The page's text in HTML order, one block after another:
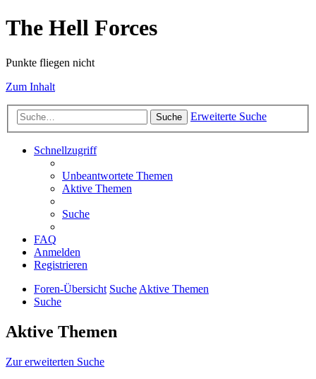
The Hell Forces
Punkte fliegen nicht
Zum Inhalt
Suche Erweiterte Suche
Schnellzugriff
Unbeantwortete Themen
Aktive Themen
Suche
FAQ
Anmelden
Registrieren
Foren-Übersicht SucheAktive Themen
Suche
Aktive Themen
Zur erweiterten Suche